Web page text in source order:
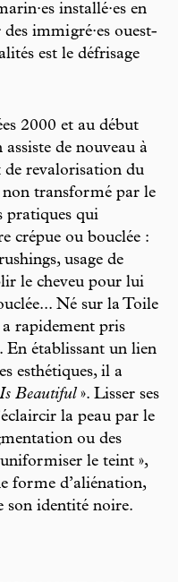
installé·es en
immi gré·es ouest-
est le défrisage
2000 et au début
de nouveau à
de revalorisation du
non transformé par le
pratiques qui
crépue ou bouclée :
usage de
le cheveu pour lui
Né sur la Toile
rapidement pris
En établissant un lien
esthétiques, il a
Beautiful». Lisser ses
la peau par le
ou des
le teint »,
forme d’aliénation,
son identité noire.